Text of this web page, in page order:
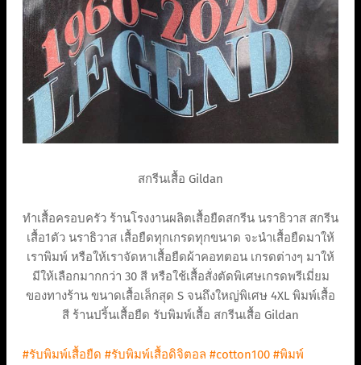
สกรีนเสื้อ Gildan
ทำเสื้อครอบครัว ร้านโรงงานผลิตเสื้อยืดสกรีน นราธิวาส สกรีน
เสื้อ1ตัว นราธิวาส เสื้อยืดทุกเกรดทุกขนาด จะนำเสื้อยืดมาให้
เราพิมพ์ หรือให้เราจัดหาเสื้อยืดผ้าคอทตอน เกรดต่างๆ มาให้
มีให้เลือกมากกว่า 30 สี หรือใช้เสื้อสั่งตัดพิเศษเกรดพรีเมี่ยม
ของทางร้าน ขนาดเสื้อเล็กสุด S จนถึงใหญ่พิเศษ 4XL พิมพ์เสื้อ
สี ร้านปริ้นเสื้อยืด รับพิมพ์เสื้อ สกรีนเสื้อ Gildan
#รับพิมพ์เสื้อยืด #รับพิมพ์เสื้อดิจิตอล #cotton100 #พิมพ์